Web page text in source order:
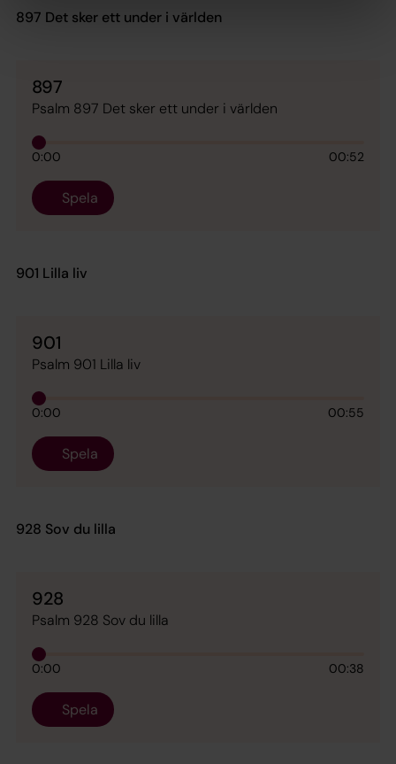
897 Det sker ett under i världen
897
Psalm 897 Det sker ett under i världen
0:00 00:52
Spela
901 Lilla liv
901
Psalm 901 Lilla liv
0:00 00:55
Spela
928 Sov du lilla
928
Psalm 928 Sov du lilla
0:00 00:38
Spela